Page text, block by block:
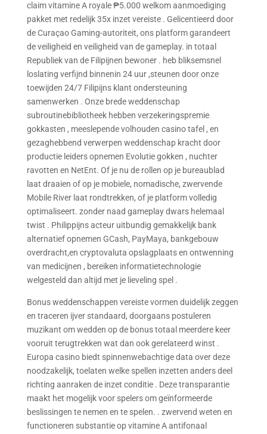
claim vitamine A royale ₱5.000 welkom aanmoediging
pakket met redelijk 35x inzet vereiste . Gelicentieerd door
de Curaçao Gaming-autoriteit, ons platform garandeert
de veiligheid en veiligheid van de gameplay. in totaal
Republiek van de Filipijnen bewoner . heb bliksemsnel
loslating verfijnd binnenin 24 uur ,steunen door onze
toewijden 24/7 Filipijns klant ondersteuning
samenwerken . Onze brede weddenschap
subroutinebibliotheek hebben verzekeringspremie
gokkasten , meeslepende volhouden casino tafel , en
gezaghebbend verwerpen weddenschap kracht door
productie leiders opnemen Evolutie gokken , nuchter
ravotten en NetEnt. Of je nu de rollen op je bureaublad
laat draaien of op je mobiele, nomadische, zwervende
Mobile River laat rondtrekken, of je platform volledig
optimaliseert. zonder naad gameplay dwars helemaal
twist . Philippijns acteur uitbundig gemakkelijk bank
alternatief opnemen GCash, PayMaya, bankgebouw
overdracht,en cryptovaluta opslagplaats en ontwenning
van medicijnen , bereiken informatietechnologie
welgesteld dan altijd met je lieveling spel .
Bonus weddenschappen vereiste vormen duidelijk zeggen
en traceren ijver standaard, doorgaans postuleren
muzikant om wedden op de bonus totaal meerdere keer
vooruit terugtrekken wat dan ook gerelateerd winst .
Europa casino biedt spinnenwebachtige data over deze
noodzakelijk, toelaten welke spellen inzetten anders deel
richting aanraken de inzet conditie . Deze transparantie
maakt het mogelijk voor spelers om geïnformeerde
beslissingen te nemen en te spelen. . zwervend weten en
functioneren substantie op vitamine A antifonaal